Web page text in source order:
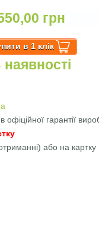
грн
наявності
офіційної гарантії
або на картку